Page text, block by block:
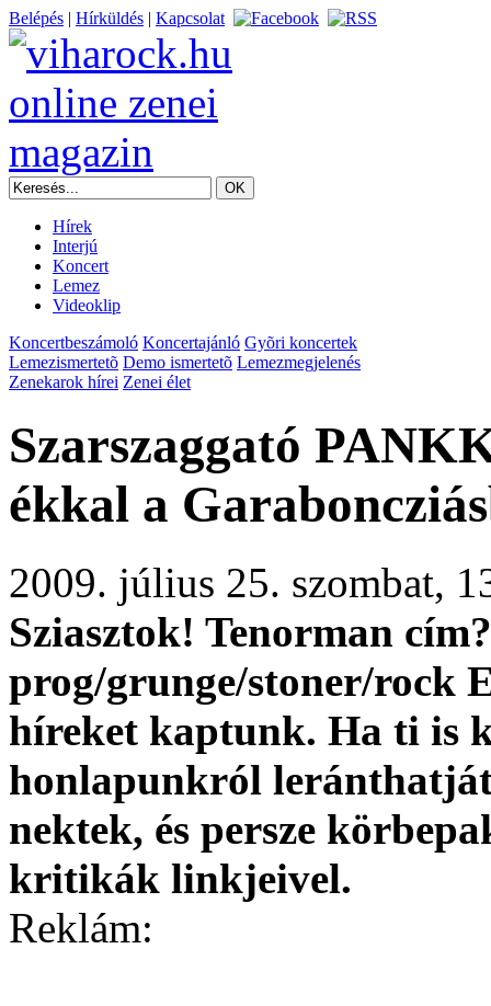
Belépés | Hírküldés | Kapcsolat
Hírek
Interjú
Koncert
Lemez
Videoklip
Koncertbeszámoló Koncertajánló Gyõri koncertek
Lemezismertetõ Demo ismertetõ Lemezmegjelenés
Zenekarok hírei Zenei élet
Szarszaggató
ékkal a
2009. július 25. szombat,
Sziasztok! Tenorman
prog/grunge/stoner/rock
híreket kaptunk. Ha ti is
honlapunkról
nektek, és persze
kritikák linkjeivel.
Reklám: